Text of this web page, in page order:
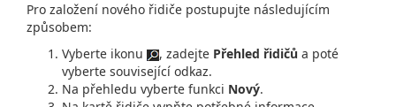
Pro založení nového řidiče postupujte následujícím
způsobem:
Vyberte ikonu
, zadejte Přehled řidičů a poté
vyberte související odkaz.
Na přehledu vyberte funkci Nový.